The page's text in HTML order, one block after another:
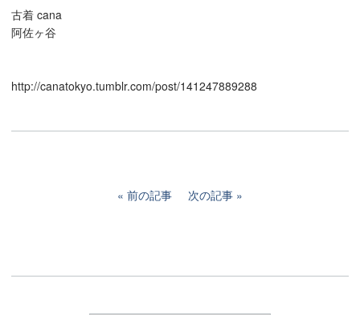
古着 cana
阿佐ヶ谷
http://canatokyo.tumblr.com/post/141247889288
前の記事 次の記事